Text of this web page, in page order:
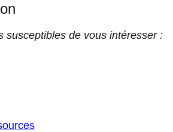
susceptibles de vous intéresser :